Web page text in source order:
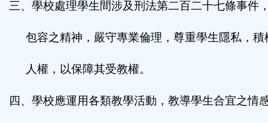
三、學校處理學生間涉及刑法第二百二十七條事件
包容之精神，嚴守專業倫理，尊重學生隱私，
人權，以保障其受教權。
四、學校應運用各類教學活動，教導學生合宜之情